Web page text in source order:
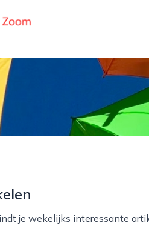
je wekelijks interessante